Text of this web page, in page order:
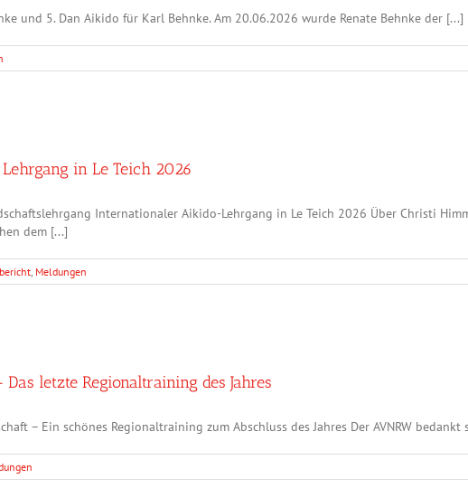
und 5. Dan Aikido für Karl Behnke. Am 20.06.2026 wurde Renate Behnke der [...]
in Le Teich 2026
Internationaler Aikido-Lehrgang in Le Teich 2026 Über Christi
dem [...]
, Meldungen
letzte Regionaltraining des Jahres
– Ein schönes Regionaltraining zum Abschluss des Jahres Der AVNRW